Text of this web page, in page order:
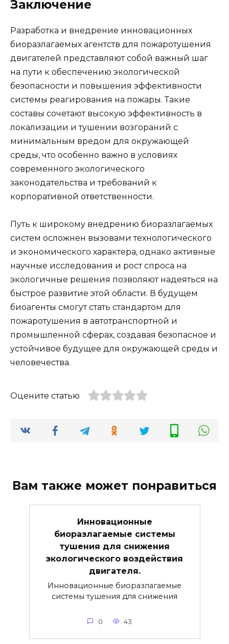
Заключение
Разработка и внедрение инновационных
биоразлагаемых агентств для пожаротушения
двигателей представляют собой важный шаг
на пути к обеспечению экологической
безопасности и повышения эффективности
системы реагирования на пожары. Такие
составы сочетают высокую эффективность в
локализации и тушении возгораний с
минимальным вредом для окружающей
среды, что особенно важно в условиях
современного экологического
законодательства и требований к
корпоративной ответственности.
Путь к широкому внедрению биоразлагаемых
систем осложнен вызовами технологического
и экономического характера, однако активные
научные исследования и рост спроса на
экологичные решения позволяют надеяться на
быстрое развитие этой области. В будущем
биоагенты смогут стать стандартом для
пожаротушения в автотранспортной и
промышленной сферах, создавая безопасное и
устойчивое будущее для окружающей среды и
человечества.
Оцените статью
Вам также может понравиться
Инновационные
биоразлагаемые системы
тушения для снижения
экологического воздействия
двигателя.
Инновационные биоразлагаемые
системы тушения для снижения
0 43